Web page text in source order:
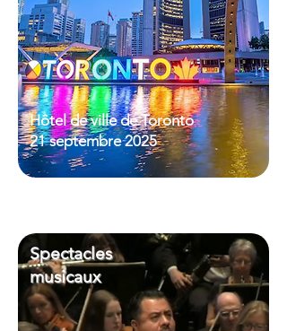
Hôtel de ville de Toronto
21 septembre 2025
Spectacles
musicaux